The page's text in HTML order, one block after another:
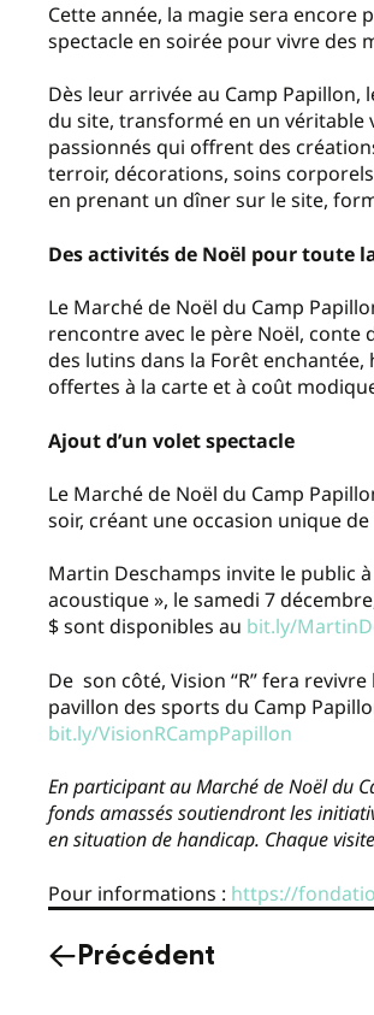
Cette année, la magie sera encore
spectacle en soirée pour vivre des
Dès leur arrivée au Camp
du site, transformé en un véritable
passionnés qui offrent des
terroir, décorations, soins
en prenant un dîner sur le site,
Des activités de Noël pour toute
Le Marché de Noël du Camp
rencontre avec le père Noël, conte
des lutins dans la Forêt enchantée,
offertes à la carte et à coût
Ajout d’un volet spectacle
Le Marché de Noël du Camp
soir, créant une occasion unique
Martin Deschamps invite le public
acoustique », le samedi 7
$ sont disponibles au bit.ly/
De son côté, Vision “R” fera
pavillon des sports du Camp
bit.ly/VisionRCampPapillon
En participant au Marché de Noël du
fonds amassés soutiendront les
en situation de handicap. Chaque
Pour informations : https://
Précédent